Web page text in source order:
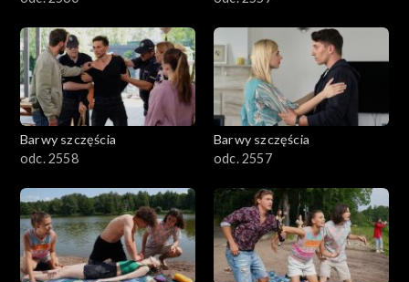
Barwy szczęścia
odc. 2558
Barwy szczęścia
odc. 2557